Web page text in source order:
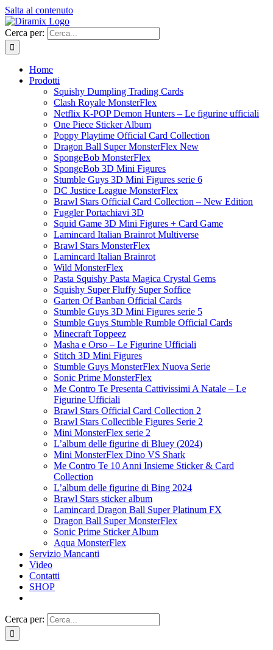
Salta al contenuto
Cerca per:
Home
Prodotti
Squishy Dumpling Trading Cards
Clash Royale MonsterFlex
Netflix K-POP Demon Hunters – Le figurine ufficiali
One Piece Sticker Album
Poppy Playtime Official Card Collection
Dragon Ball Super MonsterFlex New
SpongeBob MonsterFlex
SpongeBob 3D Mini Figures
Stumble Guys 3D Mini Figures serie 6
DC Justice League MonsterFlex
Brawl Stars Official Card Collection – New Edition
Fuggler Portachiavi 3D
Squid Game 3D Mini Figures + Card Game
Lamincard Italian Brainrot Multiverse
Brawl Stars MonsterFlex
Lamincard Italian Brainrot
Wild MonsterFlex
Pasta Squishy Pasta Magica Crystal Gems
Squishy Super Fluffy Super Soffice
Garten Of Banban Official Cards
Stumble Guys 3D Mini Figures serie 5
Stumble Guys Stumble Rumble Official Cards
Minecraft Toppeez
Masha e Orso – Le Figurine Ufficiali
Stitch 3D Mini Figures
Stumble Guys MonsterFlex Nuova Serie
Sonic Prime MonsterFlex
Me Contro Te Presenta Cattivissimi A Natale – Le
Figurine Ufficiali
Brawl Stars Official Card Collection 2
Brawl Stars Collectible Figures Serie 2
Mini MonsterFlex serie 2
L’album delle figurine di Bluey (2024)
Mini MonsterFlex Dino VS Shark
Me Contro Te 10 Anni Insieme Sticker & Card
Collection
L’album delle figurine di Bing 2024
Brawl Stars sticker album
Lamincard Dragon Ball Super Platinum FX
Dragon Ball Super MonsterFlex
Sonic Prime Sticker Album
Aqua MonsterFlex
Servizio Mancanti
Video
Contatti
SHOP
Cerca per: